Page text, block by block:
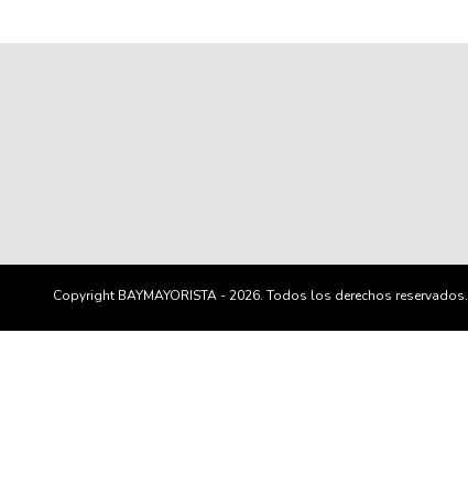
Copyright BAYMAYORISTA - 2026. Todos los derechos reservados.